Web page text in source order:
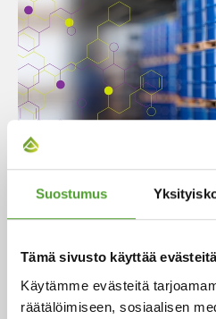
Suostumus
Tämä sivusto käyttää
Käytämme evästeitä
räätälöimiseen, sosiaalisen
Bulk-breaking -
pakkaamme säiliötuotteita
kuten IBC-kontteihin tai